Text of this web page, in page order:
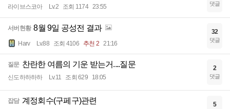
라이브스코아 Lv.2 조회 1174 23:55 댓글
서버현황 8월 9일 공성전 결과
Harv Lv.88 조회 4106 추천 2 21:16
32
댓글
질문 찬란한 여름의 기운 받는거....질문
신도하하하하 Lv.11 조회 629 18:05
2
댓글
잡담 계정회수(구페구)관련 5